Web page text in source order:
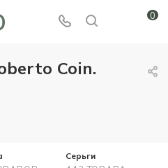
0
Coin.
Серьги